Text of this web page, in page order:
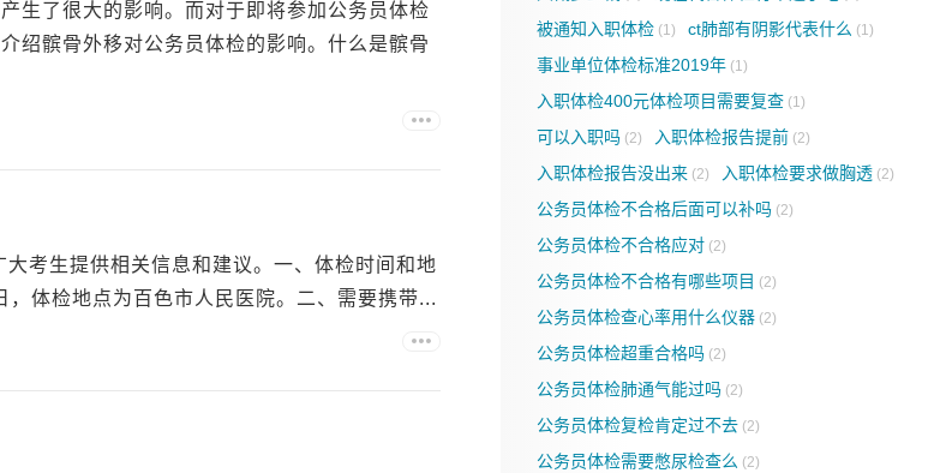
生了很大的影响。而对于即将参加公务员体检
绍髌骨外移对公务员体检的影响。什么是髌骨
考生提供相关信息和建议。一、体检时间和地
体检地点为百色市人民医院。二、需要携带...
被通知入职体检(1) ct肺部有阴影代表什么 (1)
事业单位体检标准2019年(1)
入职体检400元体检项目需要复查(1)
可以入职吗(2) 入职体检报告提前(2)
入职体检报告没出来(2) 入职体检要求做胸透(2)
公务员体检不合格后面可以补吗(2)
公务员体检不合格应对(2)
公务员体检不合格有哪些项目 (2)
公务员体检查心率用什么仪器(2)
公务员体检超重合格吗(2)
公务员体检肺通气能过吗(2)
公务员体检复检肯定过不去(2)
公务员体检需要憋尿检查么 (2)